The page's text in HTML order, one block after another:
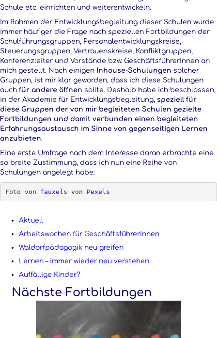
Schule etc. einrichten und weiterentwickeln.
Im Rahmen der Entwicklungsbegleitung dieser Schulen wurde
immer häufiger die Frage nach speziellen Fortbildungen der
Schulführungsgruppen, Personalentwicklungskreise,
Steuerungsgruppen, Vertrauenskreise, Konfliktgruppen,
Konferenzleiter und Vorstände bzw. GeschäftsführerInnen an
mich gestellt. Nach einigen Inhouse-Schulungen solcher
Gruppen, ist mir klar geworden, dass ich diese Schulungen
auch für andere öffnen sollte. Deshalb habe ich beschlossen,
in der Akademie für Entwicklungsbegleitung, speziell für
diese Gruppen der von mir begleiteten Schulen gezielte
Fortbildungen und damit verbunden einen begleiteten
Erfahrungsaustausch im Sinne von gegenseitigen Lernen
anzubieten.
Eine erste Umfrage nach dem Interesse daran erbrachte eine
so breite Zustimmung, dass ich nun eine Reihe von
Schulungen angelegt habe:
Foto von fauxels von Pexels
Aktuell
Arbeitswochen für GeschäftsführerInnen
Waldorfpädagogik neu greifen
Lernen – immer wieder neu verstehen
Auffällige Kinder?
Nächste Fortbildungen